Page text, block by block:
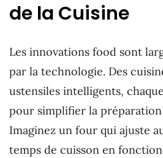
de la Cuisine
Les innovations food sont
par la technologie. Des
ustensiles intelligents,
pour simplifier la préparation
Imaginez un four qui ajuste
temps de cuisson en